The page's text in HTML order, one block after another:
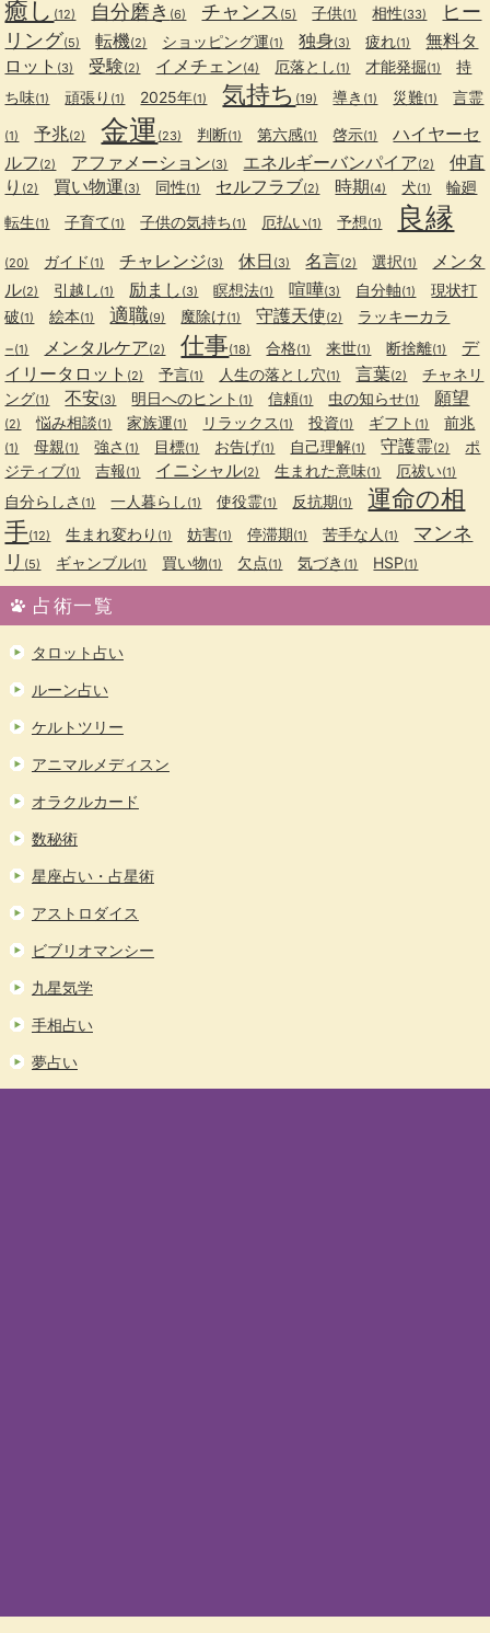
癒し (12) 自分磨き (6) チャンス (5) 子供(1) 相性(33)
ヒー
リング(5) 転機(2) ショッピング運(1) 独身(3) 疲れ(1)
無料タ
ロット (3) 受験(2) イメチェン(4) 厄落とし (1) 才能発掘(1)
持
ち味(1) 頑張り (1) 2025年(1) 気持ち (19) 導き (1) 災難(1) 言霊
(1) 予兆(2) 金運 (23) 判断(1) 第六感(1) 啓示(1)
ハイヤーセ
ルフ (2) アファメーション(3) エネルギーバンパイア(2)
仲直
り (2) 買い物運(3) 同性(1) セルフラブ(2) 時期(4) 犬(1)
輪廻
転生(1) 子育て(1) 子供の気持ち(1) 厄払い(1) 予想(1) 良縁
(20) ガイド (1) チャレンジ(3) 休日 (3) 名言(2) 選択(1)
メンタ
ル(2) 引越し (1) 励まし (3) 瞑想法(1) 喧嘩(3) 自分軸(1)
現状打
破(1) 絵本(1) 適職(9) 魔除け(1) 守護天使(2)
ラッキーカラ
−(1) メンタルケア(2) 仕事(18) 合格(1) 来世(1) 断捨離(1)
デ
イリータロット (2) 予言(1) 人生の落とし穴(1) 言葉(2)
チャネリ
ング(1) 不安(3) 明日へのヒント (1) 信頼(1) 虫の知らせ(1) 願望
(2) 悩み相談(1) 家族運(1) リラックス (1) 投資(1) ギフト (1) 前兆
(1) 母親(1) 強さ (1) 目標(1) お告げ(1) 自己理解(1) 守護霊(2)
ポ
ジティブ(1) 吉報(1) イニシャル(2) 生まれた意味(1) 厄祓い(1)
自分らしさ (1) 一人暮らし (1) 使役霊(1) 反抗期(1)
運命の相
手(12) 生まれ変わり (1) 妨害(1) 停滞期(1) 苦手な人 (1)
マンネ
リ (5) ギャンブル(1) 買い物(1) 欠点(1) 気づき (1) HSP(1)
占術一覧
タロット占い
ルーン占い
ケルトツリー
アニマルメディスン
オラクルカード
数秘術
星座占い・占星術
アストロダイス
ビブリオマンシー
九星気学
手相占い
夢占い